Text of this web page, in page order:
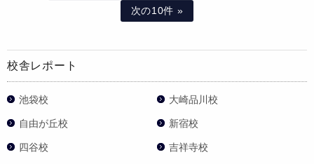
次の10件 »
校舎レポート
池袋校 大崎品川校
自由が丘校 新宿校
四谷校 吉祥寺校